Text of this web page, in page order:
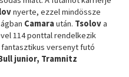
nyerte, ezzel mindössze
Camaraután. Tsolova
114 ponttal rendelkezik
fantasztikus versenyt futó
junior, Tramnitz